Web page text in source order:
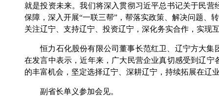
就是投资未来。我们将深入贯彻习近平总书记关于民
保障，深入开展“一联三帮”，帮落实政策、解决问题、
关注辽宁、支持辽宁、投资辽宁，深化务实合作，实现
恒力石化股份有限公司董事长范红卫、辽宁方大集
在发言中表示，近年来，广大民营企业真切感受到辽
的丰富机会，坚定选择辽宁、深耕辽宁，持续拓展在辽
副省长单义参加会见。